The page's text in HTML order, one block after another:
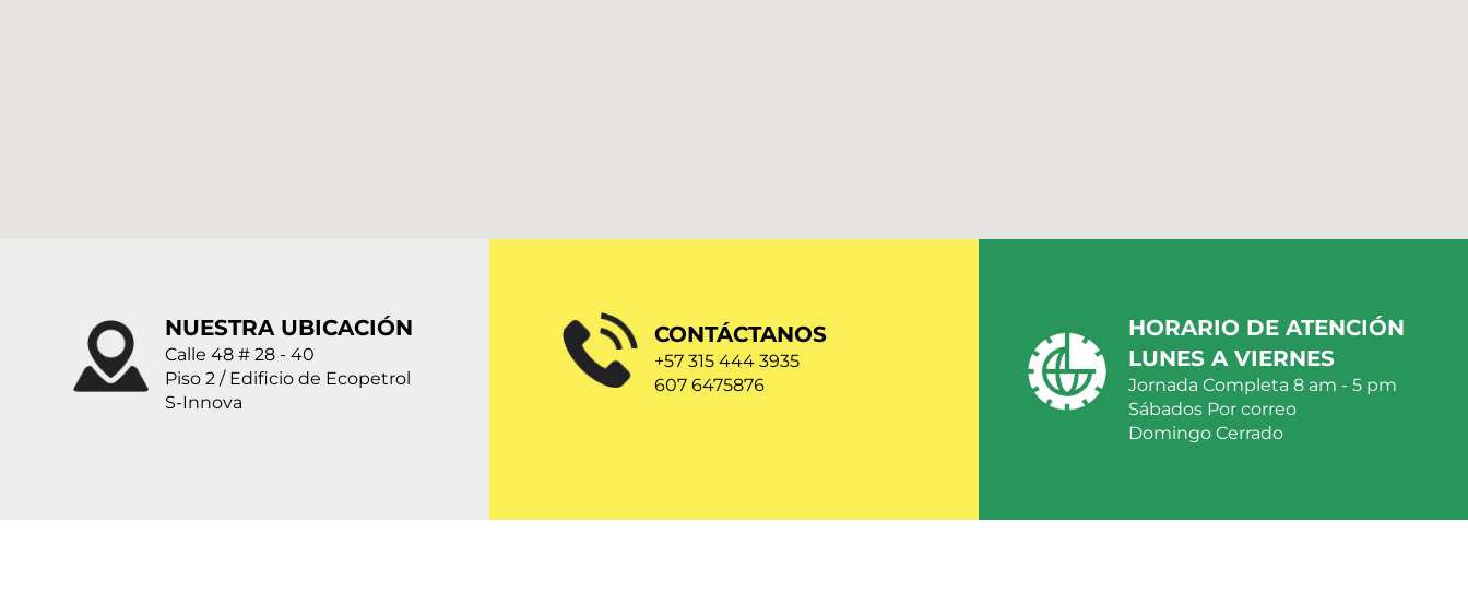
NUESTRA UBICACIÓN
Calle 48 # 28 - 40
Piso 2 / Edificio de Ecopetrol
S-Innova
CONTÁCTANOS
+57 315 444 3935
607 6475876
HORARIO DE ATENCIÓN
LUNES A VIERNES
Jornada Completa 8 am - 5 pm
Sábados Por correo
Domingo Cerrado